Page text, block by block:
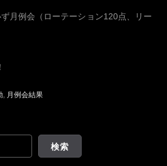
月例会（ローテーション120点、リー
, 月例会結果
検索